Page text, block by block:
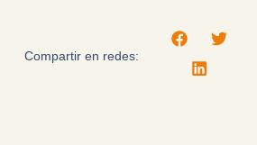
Compartir en redes: